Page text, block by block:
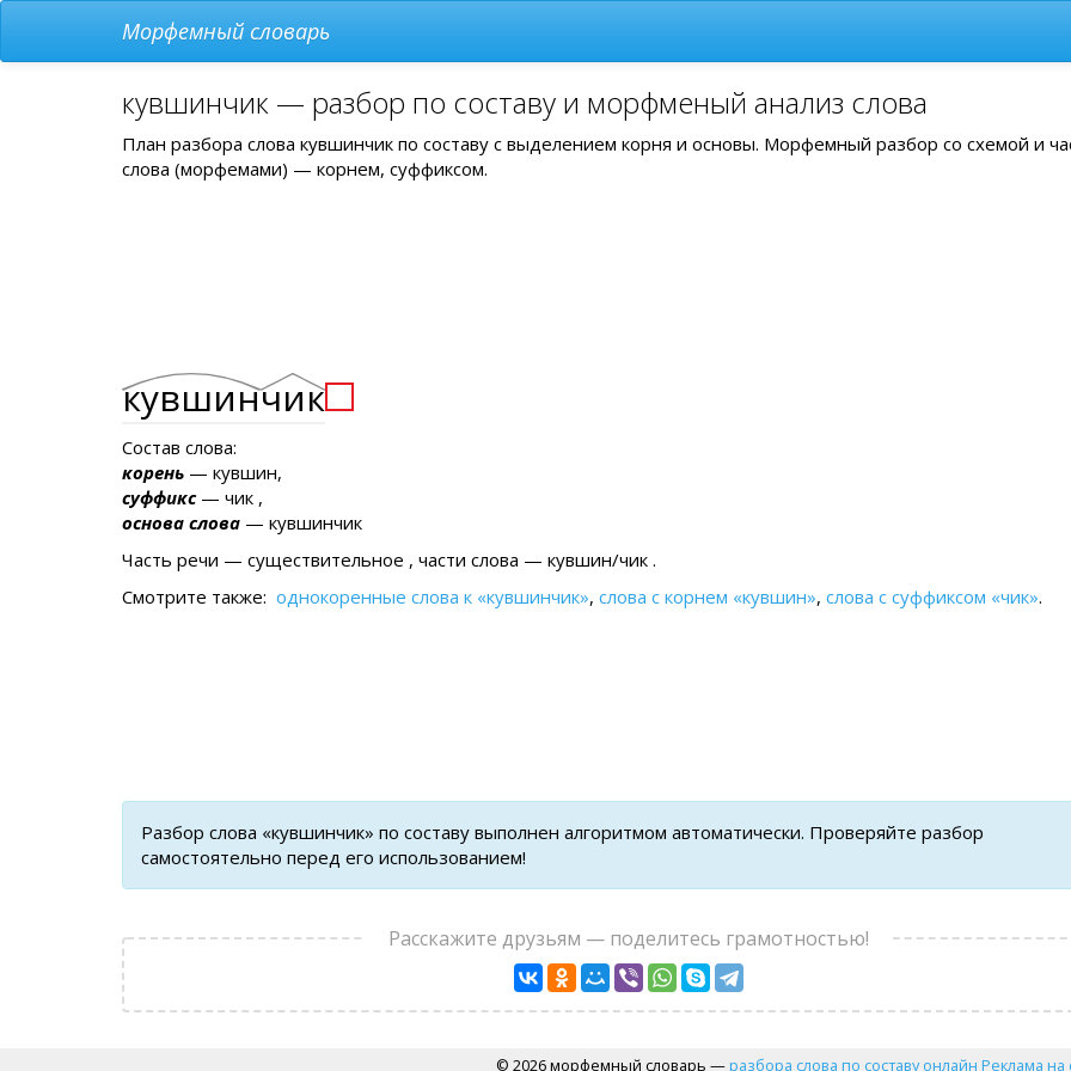
Морфемный словарь
кувшинчик — разбор по составу и морфменый анализ слова
План разбора слова кувшинчик по составу с выделением корня и основы. Морфемный разбор со схемой и
слова (морфемами) — корнем, суффиксом.
кувшинчик
Состав слова:
корень — кувшин,
суффикс— чик ,
основа слова — кувшинчик
Часть речи — существительное , части слова — кувшин/чик .
Смотрите также: однокоренные слова к «кувшинчик», слова с корнем «кувшин», слова с суффиксом «чик».
Разбор слова «кувшинчик» по составу выполнен алгоритмом автоматически. Проверяйте разбор
самостоятельно перед его использованием!
Расскажите друзьям — поделитесь грамотностью!
© 2026 морфемный словарь —разбора слова по составу онлайн Реклама на